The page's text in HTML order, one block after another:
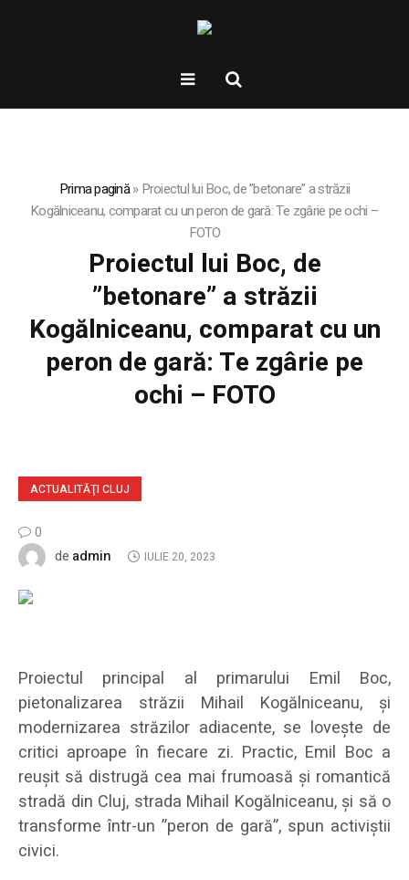
Prima pagină»Proiectul lui Boc, de ”betonare” a străzii
Kogălniceanu, comparat cu un peron de gară: Te zgârie pe ochi –
FOTO
Proiectul lui Boc, de
”betonare” a străzii
Kogălniceanu, comparat cu un
peron de gară: Te zgârie pe
ochi – FOTO
ACTUALITĂŢI CLUJ
0
de admin IULIE 20, 2023
Proiectul principal al primarului Emil Boc,
pietonalizarea străzii Mihail Kogălniceanu, și
modernizarea străzilor adiacente, se lovește de
critici aproape în fiecare zi. Practic, Emil Boc a
reușit să distrugă cea mai frumoasă și romantică
stradă din Cluj, strada Mihail Kogălniceanu, și să o
transforme într-un ”peron de gară”, spun activiștii
civici.